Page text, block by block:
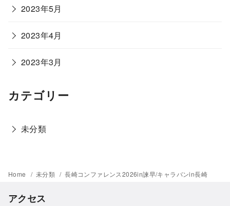
2023年5月
2023年4月
2023年3月
カテゴリー
未分類
Home 未分類 長崎コンファレンス2026in諫早/キャラバンin長崎
アクセス